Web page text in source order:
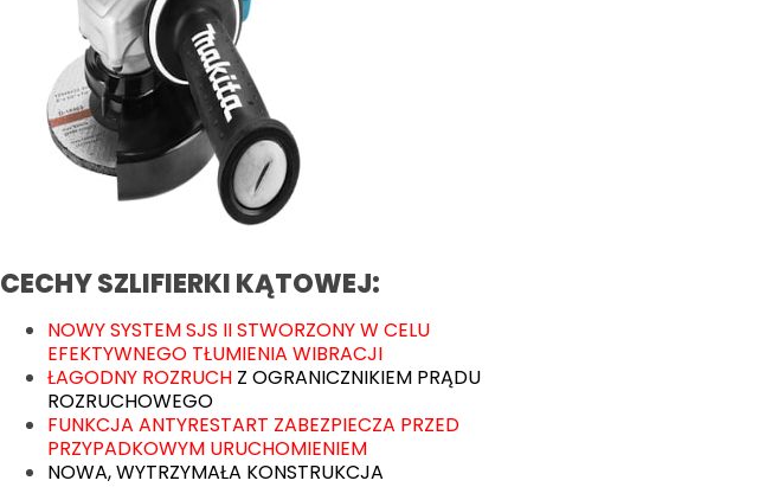
CECHY SZLIFIERKI KĄTOWEJ:
NOWY SYSTEM SJS II STWORZONY W CELU
EFEKTYWNEGO TŁUMIENIA WIBRACJI
ŁAGODNY ROZRUCH Z OGRANICZNIKIEM PRĄDU
ROZRUCHOWEGO
FUNKCJA ANTYRESTART ZABEZPIECZA PRZED
PRZYPADKOWYM URUCHOMIENIEM
NOWA, WYTRZYMAŁA KONSTRUKCJA